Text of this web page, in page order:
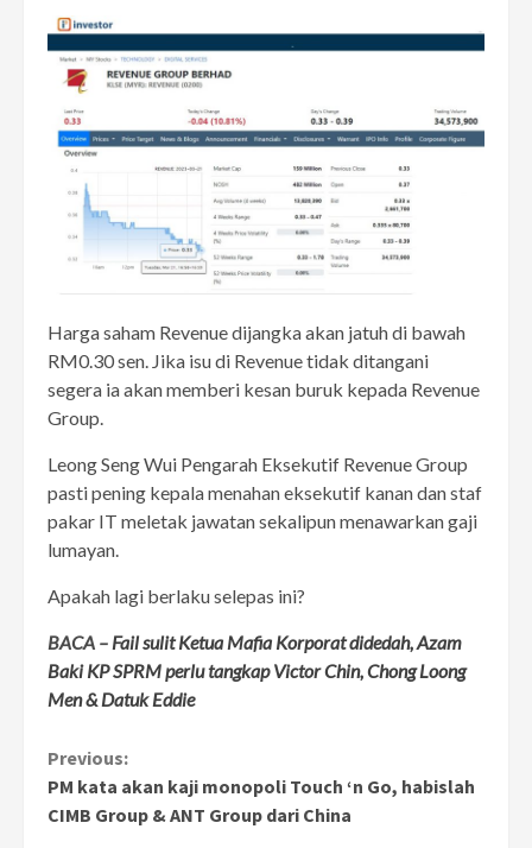
Harga saham Revenue dijangka akan jatuh di bawah
RM0.30 sen. Jika isu di Revenue tidak ditangani
segera ia akan memberi kesan buruk kepada Revenue
Group.
Leong Seng Wui Pengarah Eksekutif Revenue Group
pasti pening kepala menahan eksekutif kanan dan staf
pakar IT meletak jawatan sekalipun menawarkan gaji
lumayan.
Apakah lagi berlaku selepas ini?
BACA – Fail sulit Ketua Mafia Korporat didedah, Azam
Baki KP SPRM perlu tangkap Victor Chin, Chong Loong
Men & Datuk Eddie
Continue
Reading
Previous:
PM kata akan kaji monopoli Touch ‘n Go, habislah
CIMB Group & ANT Group dari China